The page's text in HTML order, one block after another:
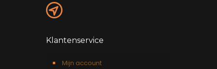
Klantenservice
Mijn account